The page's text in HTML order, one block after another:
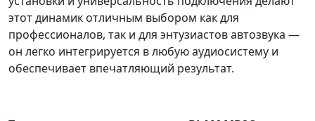
этот динамик отличным выбором как для
профессионалов, так и для энтузиастов автозвука —
он легко интегрируется в любую аудиосистему и
обеспечивает впечатляющий результат.